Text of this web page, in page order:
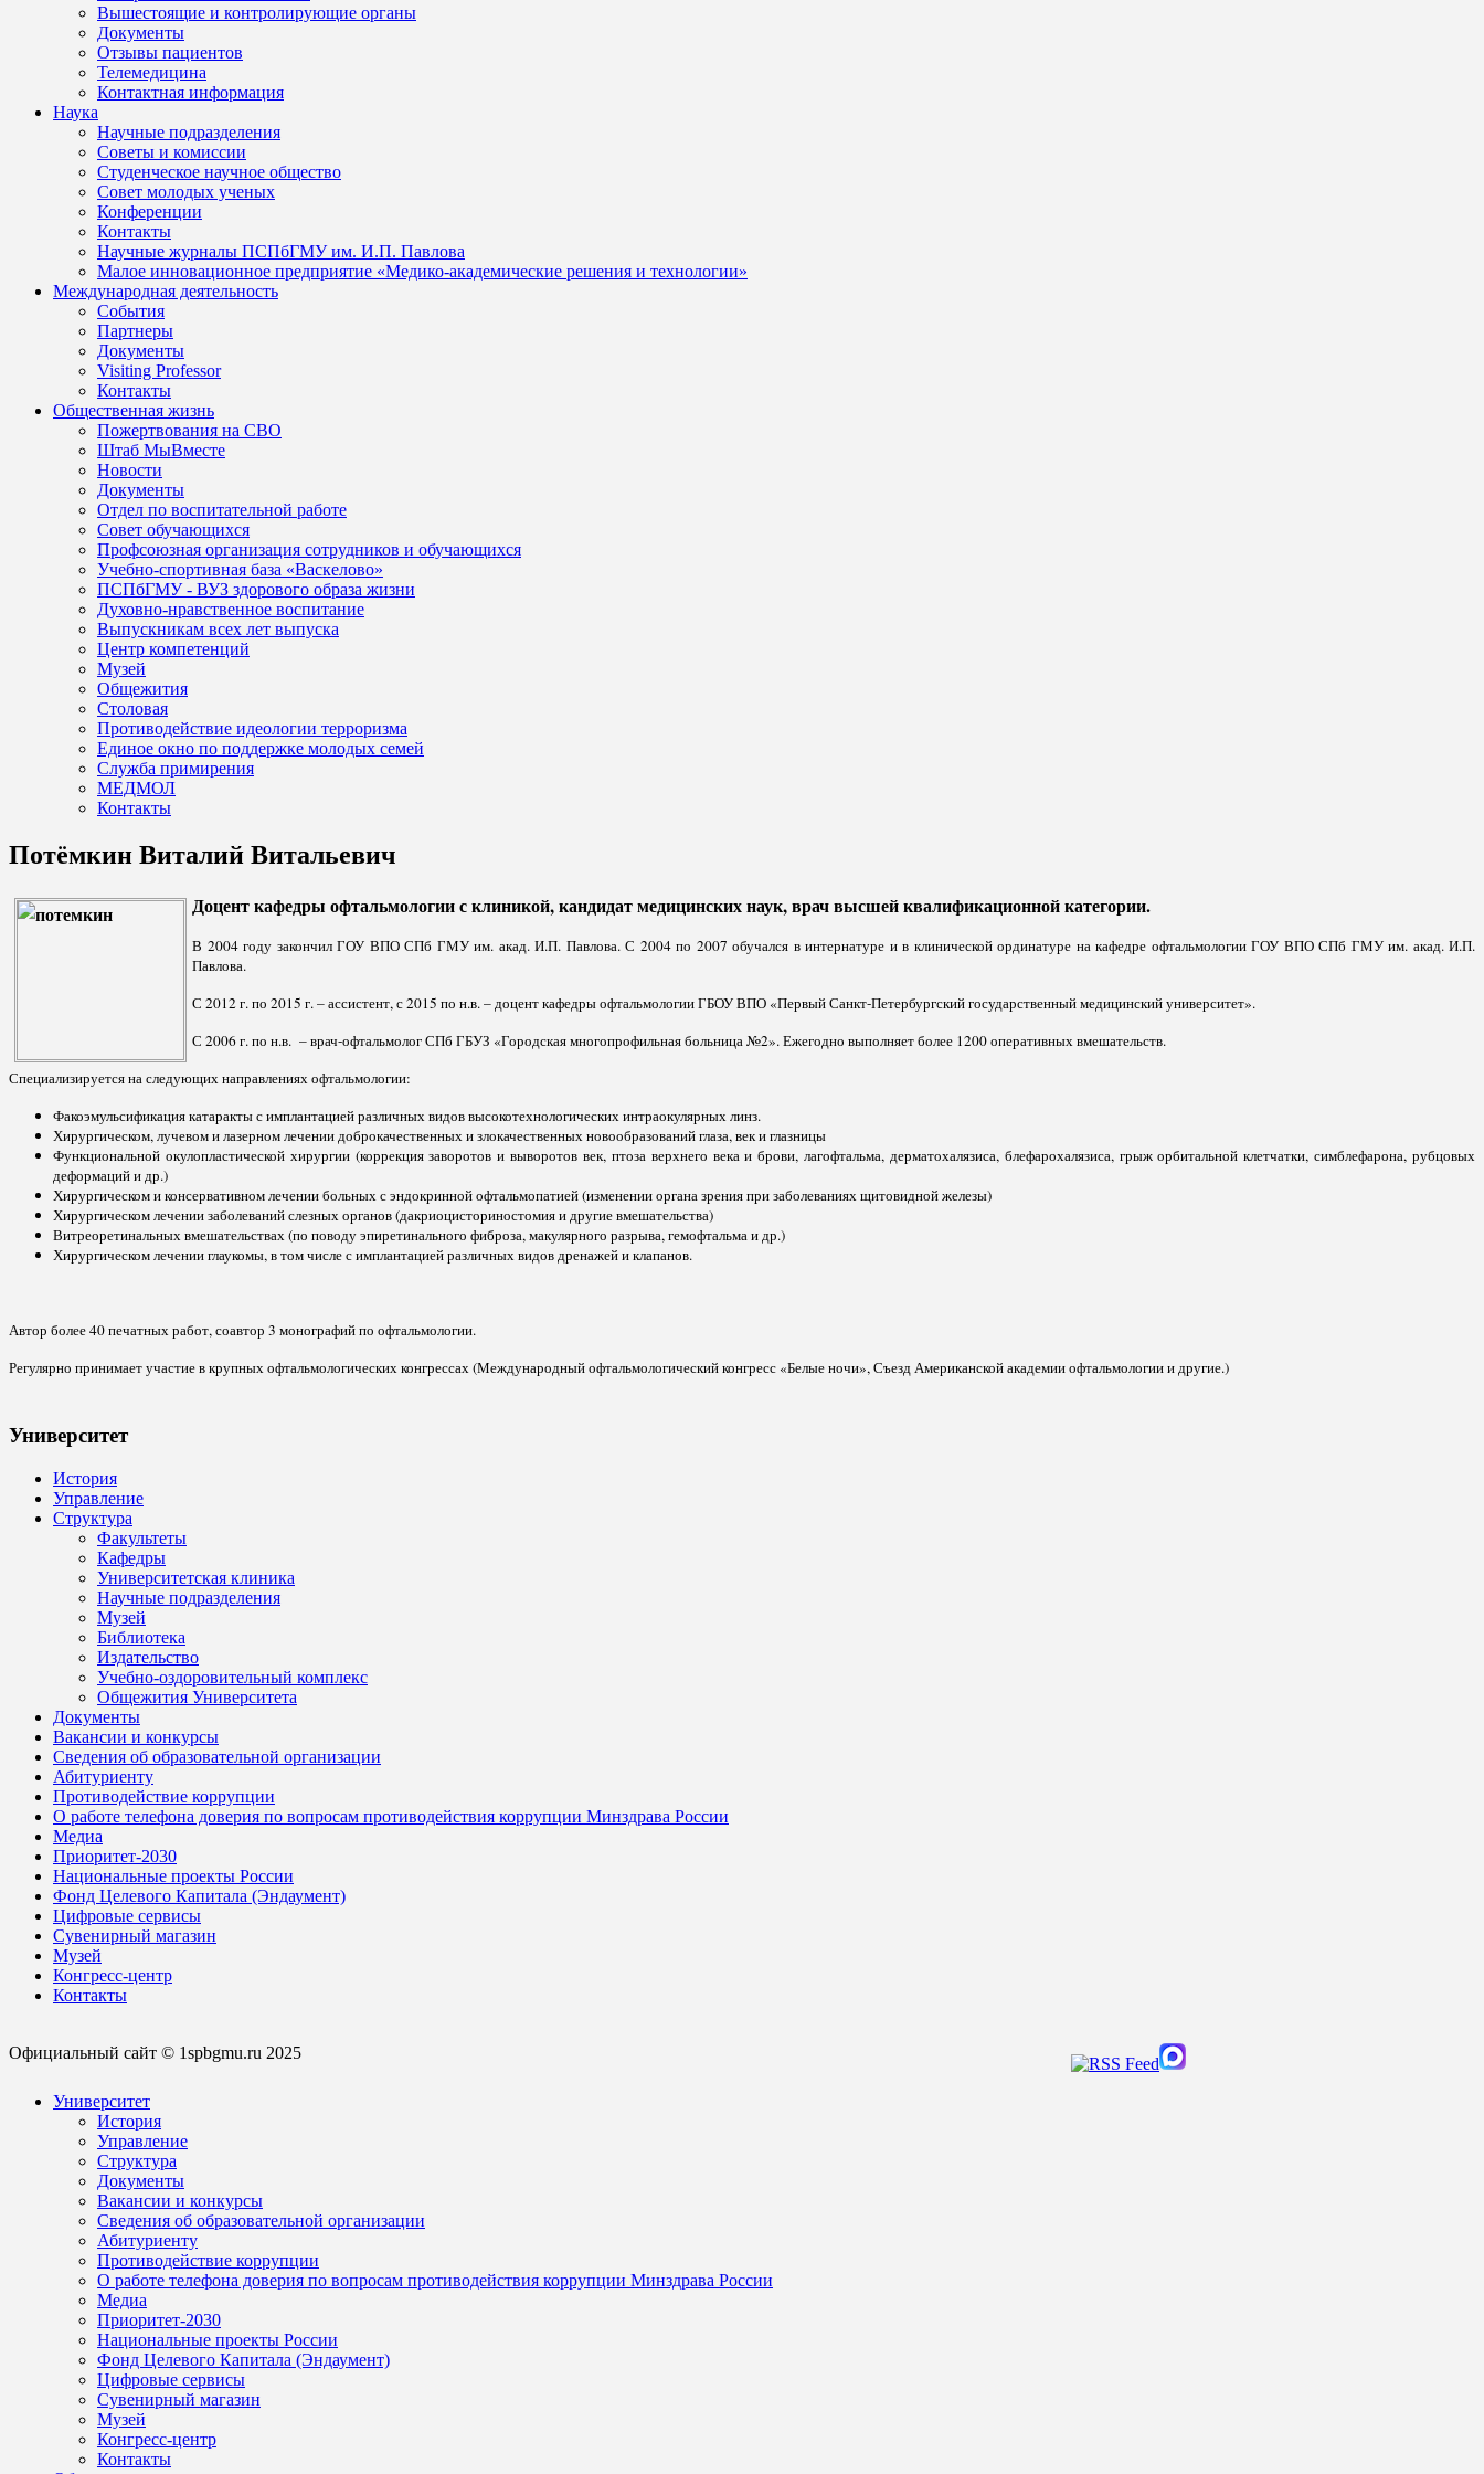
Вышестоящие и контролирующие органы
Документы
Отзывы пациентов
Телемедицина
Контактная информация
Наука
Научные подразделения
Советы и комиссии
Студенческое научное общество
Совет молодых ученых
Конференции
Контакты
Научные журналы ПСПбГМУ им. И.П. Павлова
Малое инновационное предприятие «Медико-академические решения и технологии»
Международная деятельность
События
Партнеры
Документы
Visiting Professor
Контакты
Общественная жизнь
Пожертвования на СВО
Штаб МыВместе
Новости
Документы
Отдел по воспитательной работе
Совет обучающихся
Профсоюзная организация сотрудников и обучающихся
Учебно-спортивная база «Васкелово»
ПСПбГМУ - ВУЗ здорового образа жизни
Духовно-нравственное воспитание
Выпускникам всех лет выпуска
Центр компетенций
Музей
Общежития
Столовая
Противодействие идеологии терроризма
Единое окно по поддержке молодых семей
Служба примирения
МЕДМОЛ
Контакты
Потёмкин Виталий Витальевич
Доцент кафедры офтальмологии с клиникой, кандидат медицинских наук, врач высшей квалификационной категории.
В 2004 году закончил ГОУ ВПО СПб ГМУ им. акад. И.П. Павлова. С 2004 по 2007 обучался в интернатуре и в клинической ординатуре на кафедре офтальмологии ГОУ ВПО СПб ГМУ им. акад. И.П.
Павлова.
С 2012 г. по 2015 г. – ассистент, с 2015 по н.в. – доцент кафедры офтальмологии ГБОУ ВПО «Первый Санкт-Петербургский государственный медицинский университет».
С 2006 г. по н.в. – врач-офтальмолог СПб ГБУЗ «Городская многопрофильная больница №2». Ежегодно выполняет более 1200 оперативных вмешательств.
Специализируется на следующих направлениях офтальмологии:
Факоэмульсификация катаракты с имплантацией различных видов высокотехнологических интраокулярных линз.
Хирургическом, лучевом и лазерном лечении доброкачественных и злокачественных новообразований глаза, век и глазницы
Функциональной окулопластической хирургии (коррекция заворотов и выворотов век, птоза верхнего века и брови, лагофтальма, дерматохалязиса, блефарохалязиса, грыж орбитальной клетчатки, симблефарона, рубцовых
деформаций и др.)
Хирургическом и консервативном лечении больных с эндокринной офтальмопатией (изменении органа зрения при заболеваниях щитовидной железы)
Хирургическом лечении заболеваний слезных органов (дакриоцисториностомия и другие вмешательства)
Витреоретинальных вмешательствах (по поводу эпиретинального фиброза, макулярного разрыва, гемофтальма и др.)
Хирургическом лечении глаукомы, в том числе с имплантацией различных видов дренажей и клапанов.
Автор более 40 печатных работ, соавтор 3 монографий по офтальмологии.
Регулярно принимает участие в крупных офтальмологических конгрессах (Международный офтальмологический конгресс «Белые ночи», Съезд Американской академии офтальмологии и другие.)
Университет
История
Управление
Структура
Факультеты
Кафедры
Университетская клиника
Научные подразделения
Музей
Библиотека
Издательство
Учебно-оздоровительный комплекс
Общежития Университета
Документы
Вакансии и конкурсы
Сведения об образовательной организации
Абитуриенту
Противодействие коррупции
О работе телефона доверия по вопросам противодействия коррупции Минздрава России
Медиа
Приоритет-2030
Национальные проекты России
Фонд Целевого Капитала (Эндаумент)
Цифровые сервисы
Сувенирный магазин
Музей
Конгресс-центр
Контакты
Официальный сайт © 1spbgmu.ru 2025
Университет
История
Управление
Структура
Документы
Вакансии и конкурсы
Сведения об образовательной организации
Абитуриенту
Противодействие коррупции
О работе телефона доверия по вопросам противодействия коррупции Минздрава России
Медиа
Приоритет-2030
Национальные проекты России
Фонд Целевого Капитала (Эндаумент)
Цифровые сервисы
Сувенирный магазин
Музей
Конгресс-центр
Контакты